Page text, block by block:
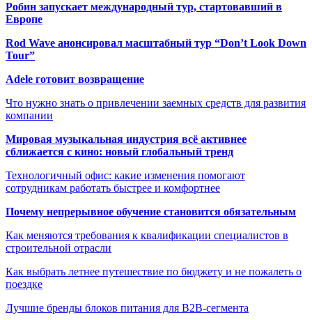
Робин запускает международный тур, стартовавший в
Европе
Rod Wave анонсировал масштабный тур “Don’t Look Down
Tour”
Adele готовит возвращение
Что нужно знать о привлечении заемных средств для развития
компании
Мировая музыкальная индустрия всё активнее
сближается с кино: новый глобальный тренд
Технологичный офис: какие изменения помогают
сотрудникам работать быстрее и комфортнее
Почему непрерывное обучение становится обязательным
Как меняются требования к квалификации специалистов в
строительной отрасли
Как выбрать летнее путешествие по бюджету и не пожалеть о
поездке
Лучшие бренды блоков питания для B2B-сегмента